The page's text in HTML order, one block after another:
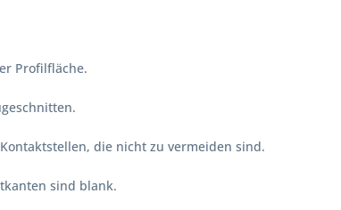
Profilfläche.
die nicht zu vermeiden sind.
sind blank.